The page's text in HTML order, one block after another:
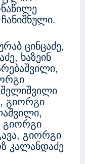
ცინცაძე,
ხაზეინ
გიორგი
გიორგი
გიორგი
კალანდაძე